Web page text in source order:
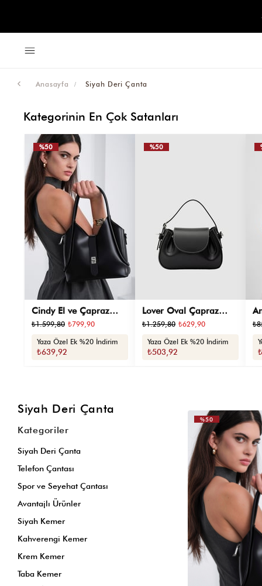
Anasayfa Siyah Deri Çanta
Kategorinin En Çok Satanları
Cindy El ve Çapraz
Çanta Siyah
₺1.599,80 ₺799,90
Yaza Özel Ek %20 İndirim
₺639,92
%50
Lover Oval Çapraz
Çanta Siyah
₺1.259,80 ₺629,90
Yaza Özel Ek %20 İndirim
₺503,92
%50
Siyah Deri Çanta
Kategoriler
Siyah Deri Çanta
Telefon Çantası
Spor ve Seyehat Çantası
Avantajlı Ürünler
Siyah Kemer
Kahverengi Kemer
Krem Kemer
Taba Kemer
%50